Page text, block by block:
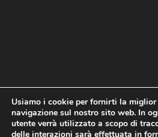
Home Statuto e bilancio
Privacy
Cookie Child
Usiamo i cookie per fornirti la miglior
navigazione sul nostro sito web. In
utente verrà utilizzato a scopo di
delle interazioni sarà effettuata in